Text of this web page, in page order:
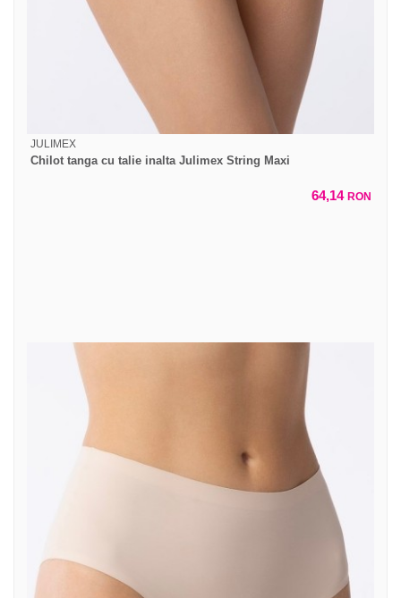
JULIMEX
Chilot tanga cu talie inalta Julimex String Maxi
64,14 RON